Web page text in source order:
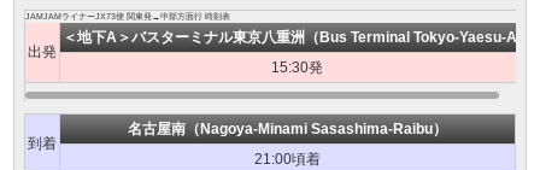
JAMJAMライナーJX73便 関東発→中部方面行 時刻表
出発
＜地下A＞バスターミナル東京八重洲（Bus Terminal Tokyo-Yaesu-A）
15:30発
到着
名古屋南（Nagoya-Minami Sasashima-Raibu）
21:00頃着